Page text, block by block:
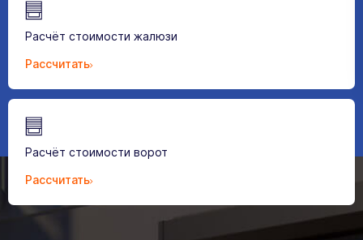
Расчёт стоимости жалюзи
Рассчитать
Расчёт стоимости ворот
Рассчитать